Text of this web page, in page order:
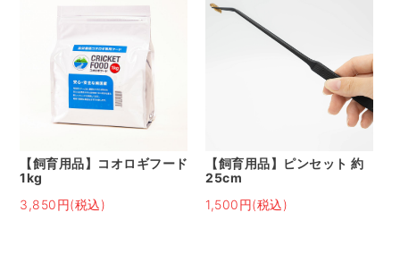
【飼育用品】コオロギフード
1kg
3,850円(税込)
【飼育用品】ピンセット 約
25cm
1,500円(税込)